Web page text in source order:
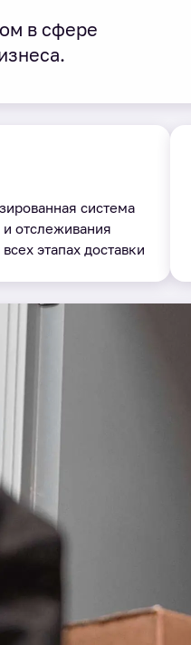
в сфере
система
отслеживания
этапах доставки